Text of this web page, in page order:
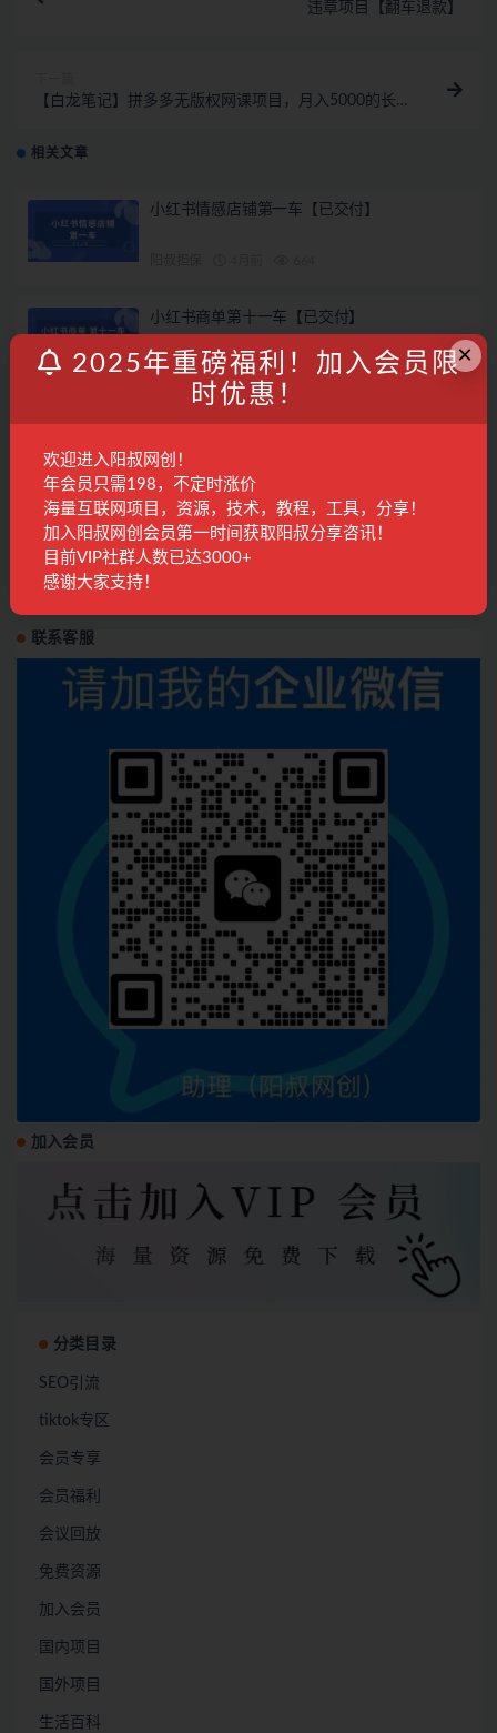
违章项目【翻车退款】
【白龙笔记】拼多多无版权网课项目，月入5000的长期
相关文章
小红书情感店铺第一车【已交付】
小红书商单第十一车【已交付】
阳叔担保 7月前 628
小红书涨粉变现120天特训营Pro版11.0：从0到
精品课程 10月前
小红书带货新玩法【9月课程】教你如何打造爆
款笔记，销量倍增（无水印）
联系客服
加入会员
分类目录
SEO引流
tiktok专区
会员专享
会员福利
会议回放
免费资源
加入会员
国内项目
国外项目
生活百科
×
2025年重磅福利！加入会员限
时优惠！
欢迎进入阳叔网创！
年会员只需198，不定时涨价
海量互联网项目，资源，技术，教程，工具，分享！
加入阳叔网创会员第一时间获取阳叔分享咨讯！
目前VIP社群人数已达3000+
感谢大家支持！